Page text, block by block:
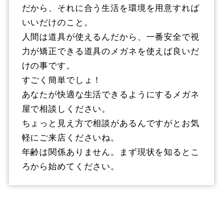
だから、それに合う生活を環境を用意すれば
いいだけのこと。
人間は道具が使えるんだから、一番安全で視
力が矯正できる道具のメガネを使えば良いだ
けの事です。
すごく簡単でしょ！
あなたが快適な生活できるようにするメガネ
屋で相談しください。
ちょっと見え方で相談があるんですがとお気
軽にご来店くださいね。
年齢は関係ありません。まず現状を知るとこ
ろから始めてください。